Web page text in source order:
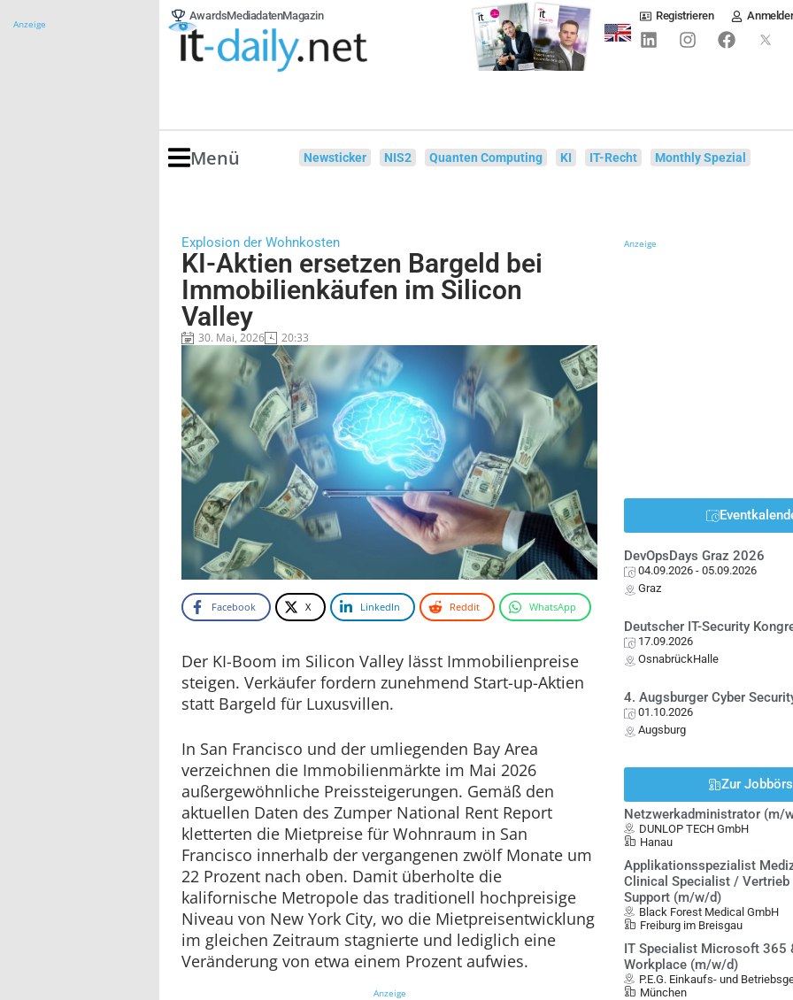
Anzeige
AwardsMediadatenMagazin Registrieren
Menü Newsticker NIS2 Quanten Computing KI IT-Recht Monthly Spezial
Explosion der Wohnkosten
KI-Aktien ersetzen Bargeld bei
Immobilienkäufen im Silicon
Valley
30. Mai, 2026 20:33
Facebook X LinkedIn Reddit WhatsApp
Der KI-Boom im Silicon Valley lässt Immobilienpreise
steigen. Verkäufer fordern zunehmend Start-up-Aktien
statt Bargeld für Luxusvillen.
In San Francisco und der umliegenden Bay Area
verzeichnen die Immobilienmärkte im Mai 2026
außergewöhnliche Preissteigerungen. Gemäß den
aktuellen Daten des Zumper National Rent Report
kletterten die Mietpreise für Wohnraum in San
Francisco innerhalb der vergangenen zwölf Monate um
22 Prozent nach oben. Damit überholte die
kalifornische Metropole das traditionell hochpreisige
Niveau von New York City, wo die Mietpreisentwicklung
im gleichen Zeitraum stagnierte und lediglich eine
Veränderung von etwa einem Prozent aufwies.
Anzeige
Anzeige
DevOpsDays Graz 2026
04.09.2026 - 05.09.2026
Graz
Deutscher IT-Security
17.09.2026
OsnabrückHalle
4. Augsburger Cyber
01.10.2026
Augsburg
Zur
Netzwerkadministrator (m/
DUNLOP TECH GmbH
Hanau
Applikationsspezialist
Clinical Specialist / Vertrieb
Support (m/w/d)
Black Forest Medical GmbH
Freiburg im Breisgau
IT Specialist Microsoft 365
Workplace (m/w/d)
P.E.G. Einkaufs- und
München